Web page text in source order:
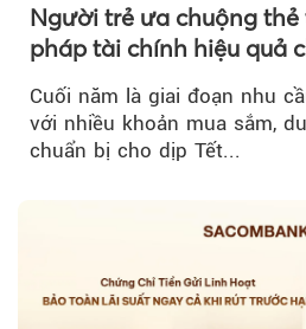
Người trẻ ưa chuộng
pháp tài chính hiệu quả
Cuối năm là giai đoạn nhu
với nhiều khoản mua sắm,
chuẩn bị cho dịp Tết...